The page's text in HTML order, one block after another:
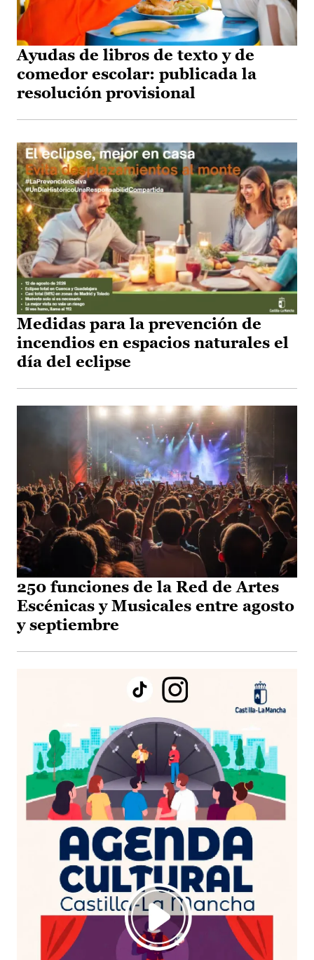
Ayudas de libros de texto y de
comedor escolar: publicada la
resolución provisional
Medidas para la prevención de
incendios en espacios naturales el
día del eclipse
250 funciones de la Red de Artes
Escénicas y Musicales entre agosto
y septiembre